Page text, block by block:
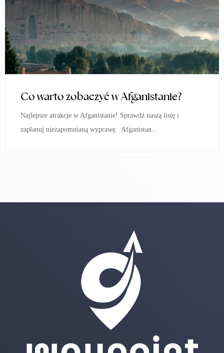
Co warto zobaczyć w Afganistanie?
Najlepsze atrakcje w Afganistanie! Sprawdź naszą listę i
zaplanuj niezapomnianą wyprawę. Afganistan...